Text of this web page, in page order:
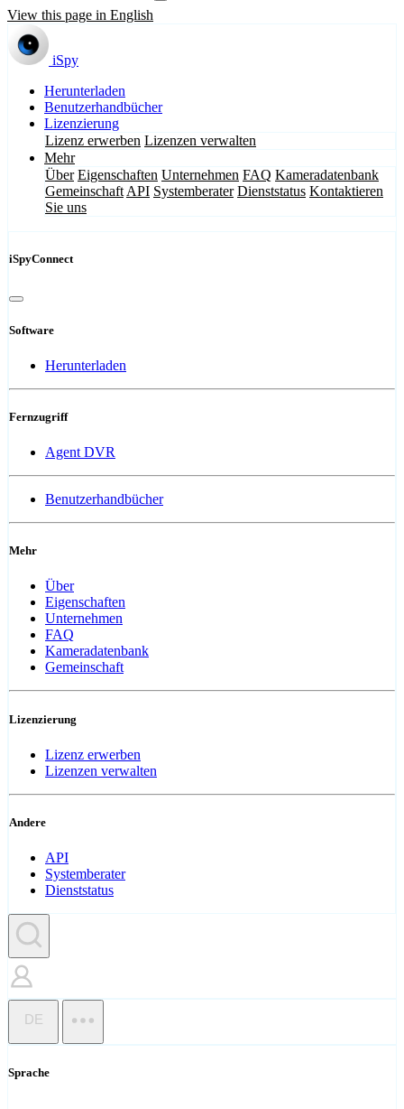
View this page in English
iSpy
Herunterladen
Benutzerhandbücher
Lizenzierung
Lizenz erwerben Lizenzen verwalten
Mehr
Über Eigenschaften Unternehmen FAQ Kameradatenbank
Gemeinschaft API Systemberater Dienststatus Kontaktieren
Sie uns
iSpyConnect
Software
Herunterladen
Fernzugriff
Agent DVR
Benutzerhandbücher
Mehr
Über
Eigenschaften
Unternehmen
FAQ
Kameradatenbank
Gemeinschaft
Lizenzierung
Lizenz erwerben
Lizenzen verwalten
Andere
API
Systemberater
Dienststatus
DE
Sprache